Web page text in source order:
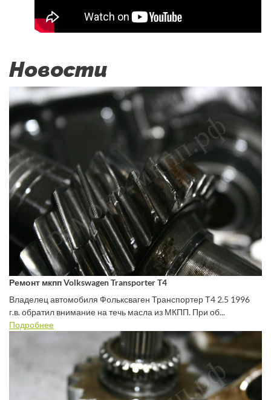
Новости
Ремонт мкпп Volkswagen Transporter T4
Владелец автомобиля Фольксваген Транспортер Т4 2.5 1996
г.в. обратил внимание на течь масла из МКПП. При об...
Подробнее